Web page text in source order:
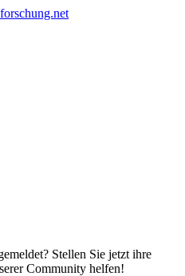
Stellen Sie jetzt ihre
Community helfen!